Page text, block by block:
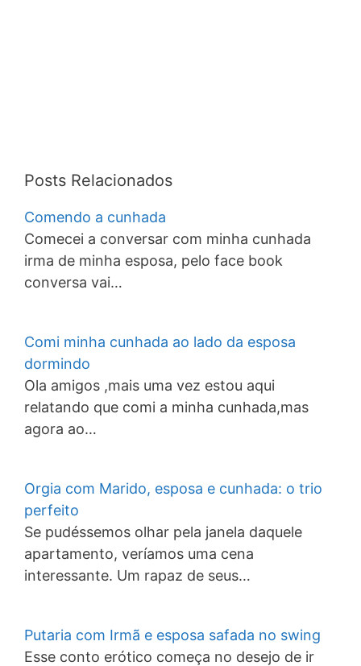
Posts Relacionados
Comendo a cunhada
Comecei a conversar com minha cunhada
irma de minha esposa, pelo face book
conversa vai…
Comi minha cunhada ao lado da esposa
dormindo
Ola amigos ,mais uma vez estou aqui
relatando que comi a minha cunhada,mas
agora ao…
Orgia com Marido, esposa e cunhada: o trio
perfeito
Se pudéssemos olhar pela janela daquele
apartamento, veríamos uma cena
interessante. Um rapaz de seus…
Putaria com Irmã e esposa safada no swing
Esse conto erótico começa no desejo de ir